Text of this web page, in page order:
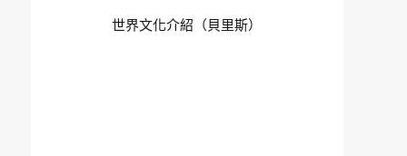
世界文化介紹（貝里斯）